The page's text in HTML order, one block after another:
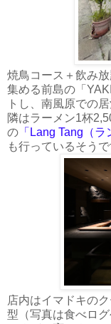
焼鳥コース＋飲み
集める前島の「
トし、南風原での
隣はラーメン1杯
の 「Lang Tang（ラ
も行っているそうで
店内はイマドキの
型（写真は食べロ